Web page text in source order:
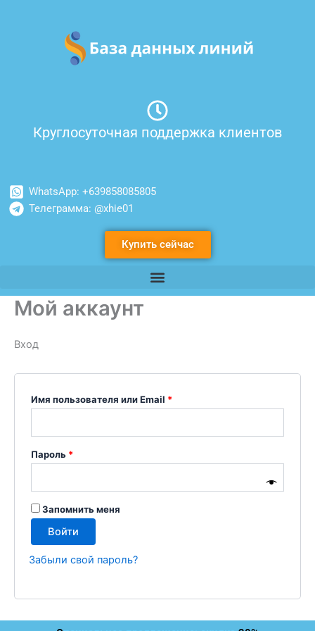
содержимому
Круглосуточная поддержка клиентов
WhatsApp: +639858085805
Телеграмма: @xhie01
Купить сейчас
Мой аккаунт
Вход
Имя пользователя или Email *
Пароль *
Запомнить меня
Войти
Забыли свой пароль?